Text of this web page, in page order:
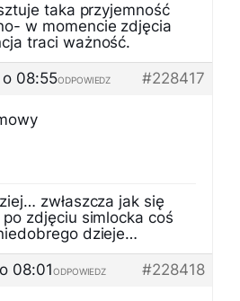
taka przyjemność
w momencie zdjęcia
traci ważność.
08:55
#228417
ODPOWIEDZ
zwłaszcza jak się
zdjęciu simlocka coś
dzieje…
08:01
#228418
ODPOWIEDZ